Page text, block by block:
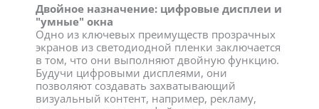
Двойное назначение: цифровые дисплеи и
"умные" окна
Одно из ключевых преимуществ прозрачных
экранов из светодиодной пленки заключается
в том, что они выполняют двойную функцию.
Будучи цифровыми дисплеями, они
позволяют создавать захватывающий
визуальный контент, например, рекламу,